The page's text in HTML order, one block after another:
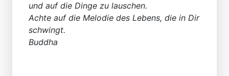
und auf die Dinge zu lauschen.
Achte auf die Melodie des Lebens, die in Dir
schwingt.
Buddha